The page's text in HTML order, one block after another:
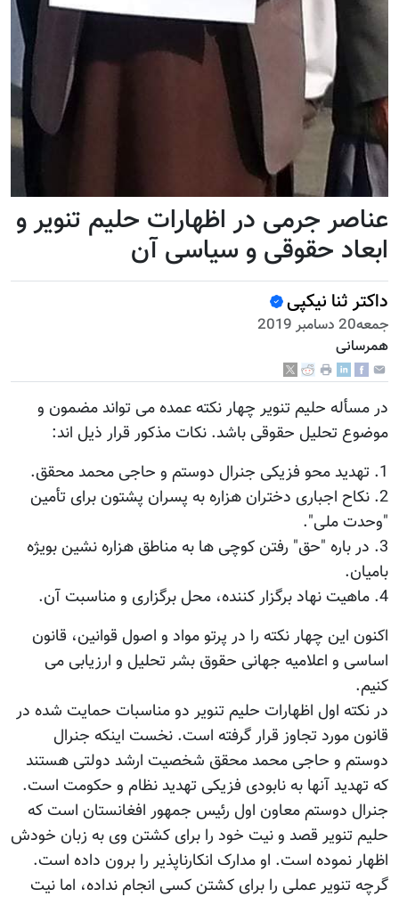
عناصر جرمی در اظهارات حلیم تنویر و
ابعاد حقوقی و سیاسی آن
داکتر ثنا نیکپی
جمعه20 دسامبر 2019
همرسانی
در مسأله حلیم تنویر چهار نکته عمده می تواند مضمون و
موضوع تحلیل حقوقی باشد. نکات مذکور قرار ذیل اند:
1. تهدید محو فزیکی جنرال دوستم و حاجی محمد محقق.
2. نکاح اجباری دختران هزاره به پسران پشتون برای تأمین
"وحدت ملی".
3. در باره "حق" رفتن کوچی ها به مناطق هزاره نشین بویژه
بامیان.
4. ماهیت نهاد برگزار کننده، محل برگزاری و مناسبت آن.
اکنون این چهار نکته را در پرتو مواد و اصول قوانین، قانون
اساسی و اعلامیه جهانی حقوق بشر تحلیل و ارزیابی می
کنیم.
در نکته اول اظهارات حلیم تنویر دو مناسبات حمایت شده در
قانون مورد تجاوز قرار گرفته است. نخست اینکه جنرال
دوستم و حاجی محمد محقق شخصیت ارشد دولتی هستند
که تهدید آنها به نابودی فزیکی تهدید نظام و حکومت است.
جنرال دوستم معاون اول رئیس جمهور افغانستان است که
حلیم تنویر قصد و نیت خود را برای کشتن وی به زبان خودش
اظهار نموده است. او مدارک انکارناپذیر را برون داده است.
گرچه تنویر عملی را برای کشتن کسی انجام نداده، اما نیت